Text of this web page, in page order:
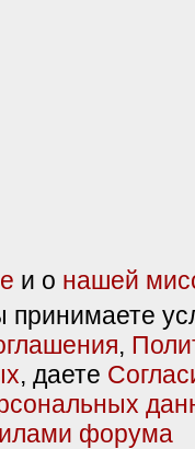
и о нашей
принимаете
,
, даете
форума